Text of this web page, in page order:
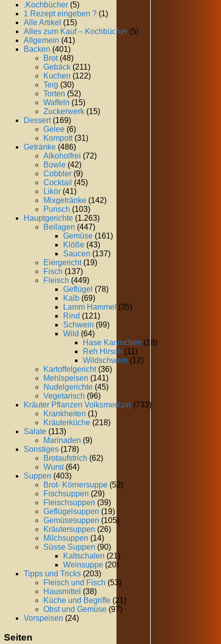
.Kochbücher (5)
1 Rezept eingeben ? (1)
Alle Artikel (15)
Alles zum Kauf – Kochbücher (5)
Allgemein (41)
Backen (401)
Brot(48)
Gebäck (211)
Kuchen (122)
Teig (30)
Torten (52)
Waffeln (15)
Zuckerwerk (15)
Dessert(169)
Gelee (6)
Kompott(31)
Getränke (486)
Alkoholfrei (72)
Bowle (42)
Cobbler (9)
Cocktail (45)
Likör (41)
Mixgetränke (142)
Punsch (103)
Hauptgerichte (1.263)
Beilagen (447)
Gemüse (161)
Klöße (43)
Saucen (137)
Eiergericht(19)
Fisch (137)
Fleisch (449)
Geflügel (78)
Kalb (69)
Lamm Hammel (35)
Rind (121)
Schwein (99)
Wild (64)
Hase Kaninchen (18)
Reh Hirsch (11)
Wildschwein (12)
Kartoffelgericht(36)
Mehlspeisen (141)
Nudelgerichte (45)
Vegetarisch (96)
Kräuter Pflanzen Volksmedizin (733)
Krankheiten (1)
Kräuterküche (218)
Salate (113)
Marinaden (9)
Sonstiges (178)
Brotaufstrich (62)
Wurst(64)
Suppen (403)
Brot- Körnersuppe (52)
Fischsuppen (29)
Fleischsuppen (39)
Geflügelsuppen (19)
Gemüsesuppen (105)
Kräutersuppen (26)
Milchsuppen (14)
Süsse Suppen (90)
Kaltschalen (21)
Weinsuppe (20)
Tipps und Tricks (203)
Fleisch und Fisch (53)
Hausmittel (38)
Küche und Begriffe (21)
Obst und Gemüse (97)
Vorspeisen (24)
Seiten